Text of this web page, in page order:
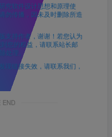
究软件设计思想和原理使
勿传播，因未及时删除所造
支持作者，谢谢！若您认为
您的权益，请联系站长邮
处理。
现链接失效，请联系我们，
END